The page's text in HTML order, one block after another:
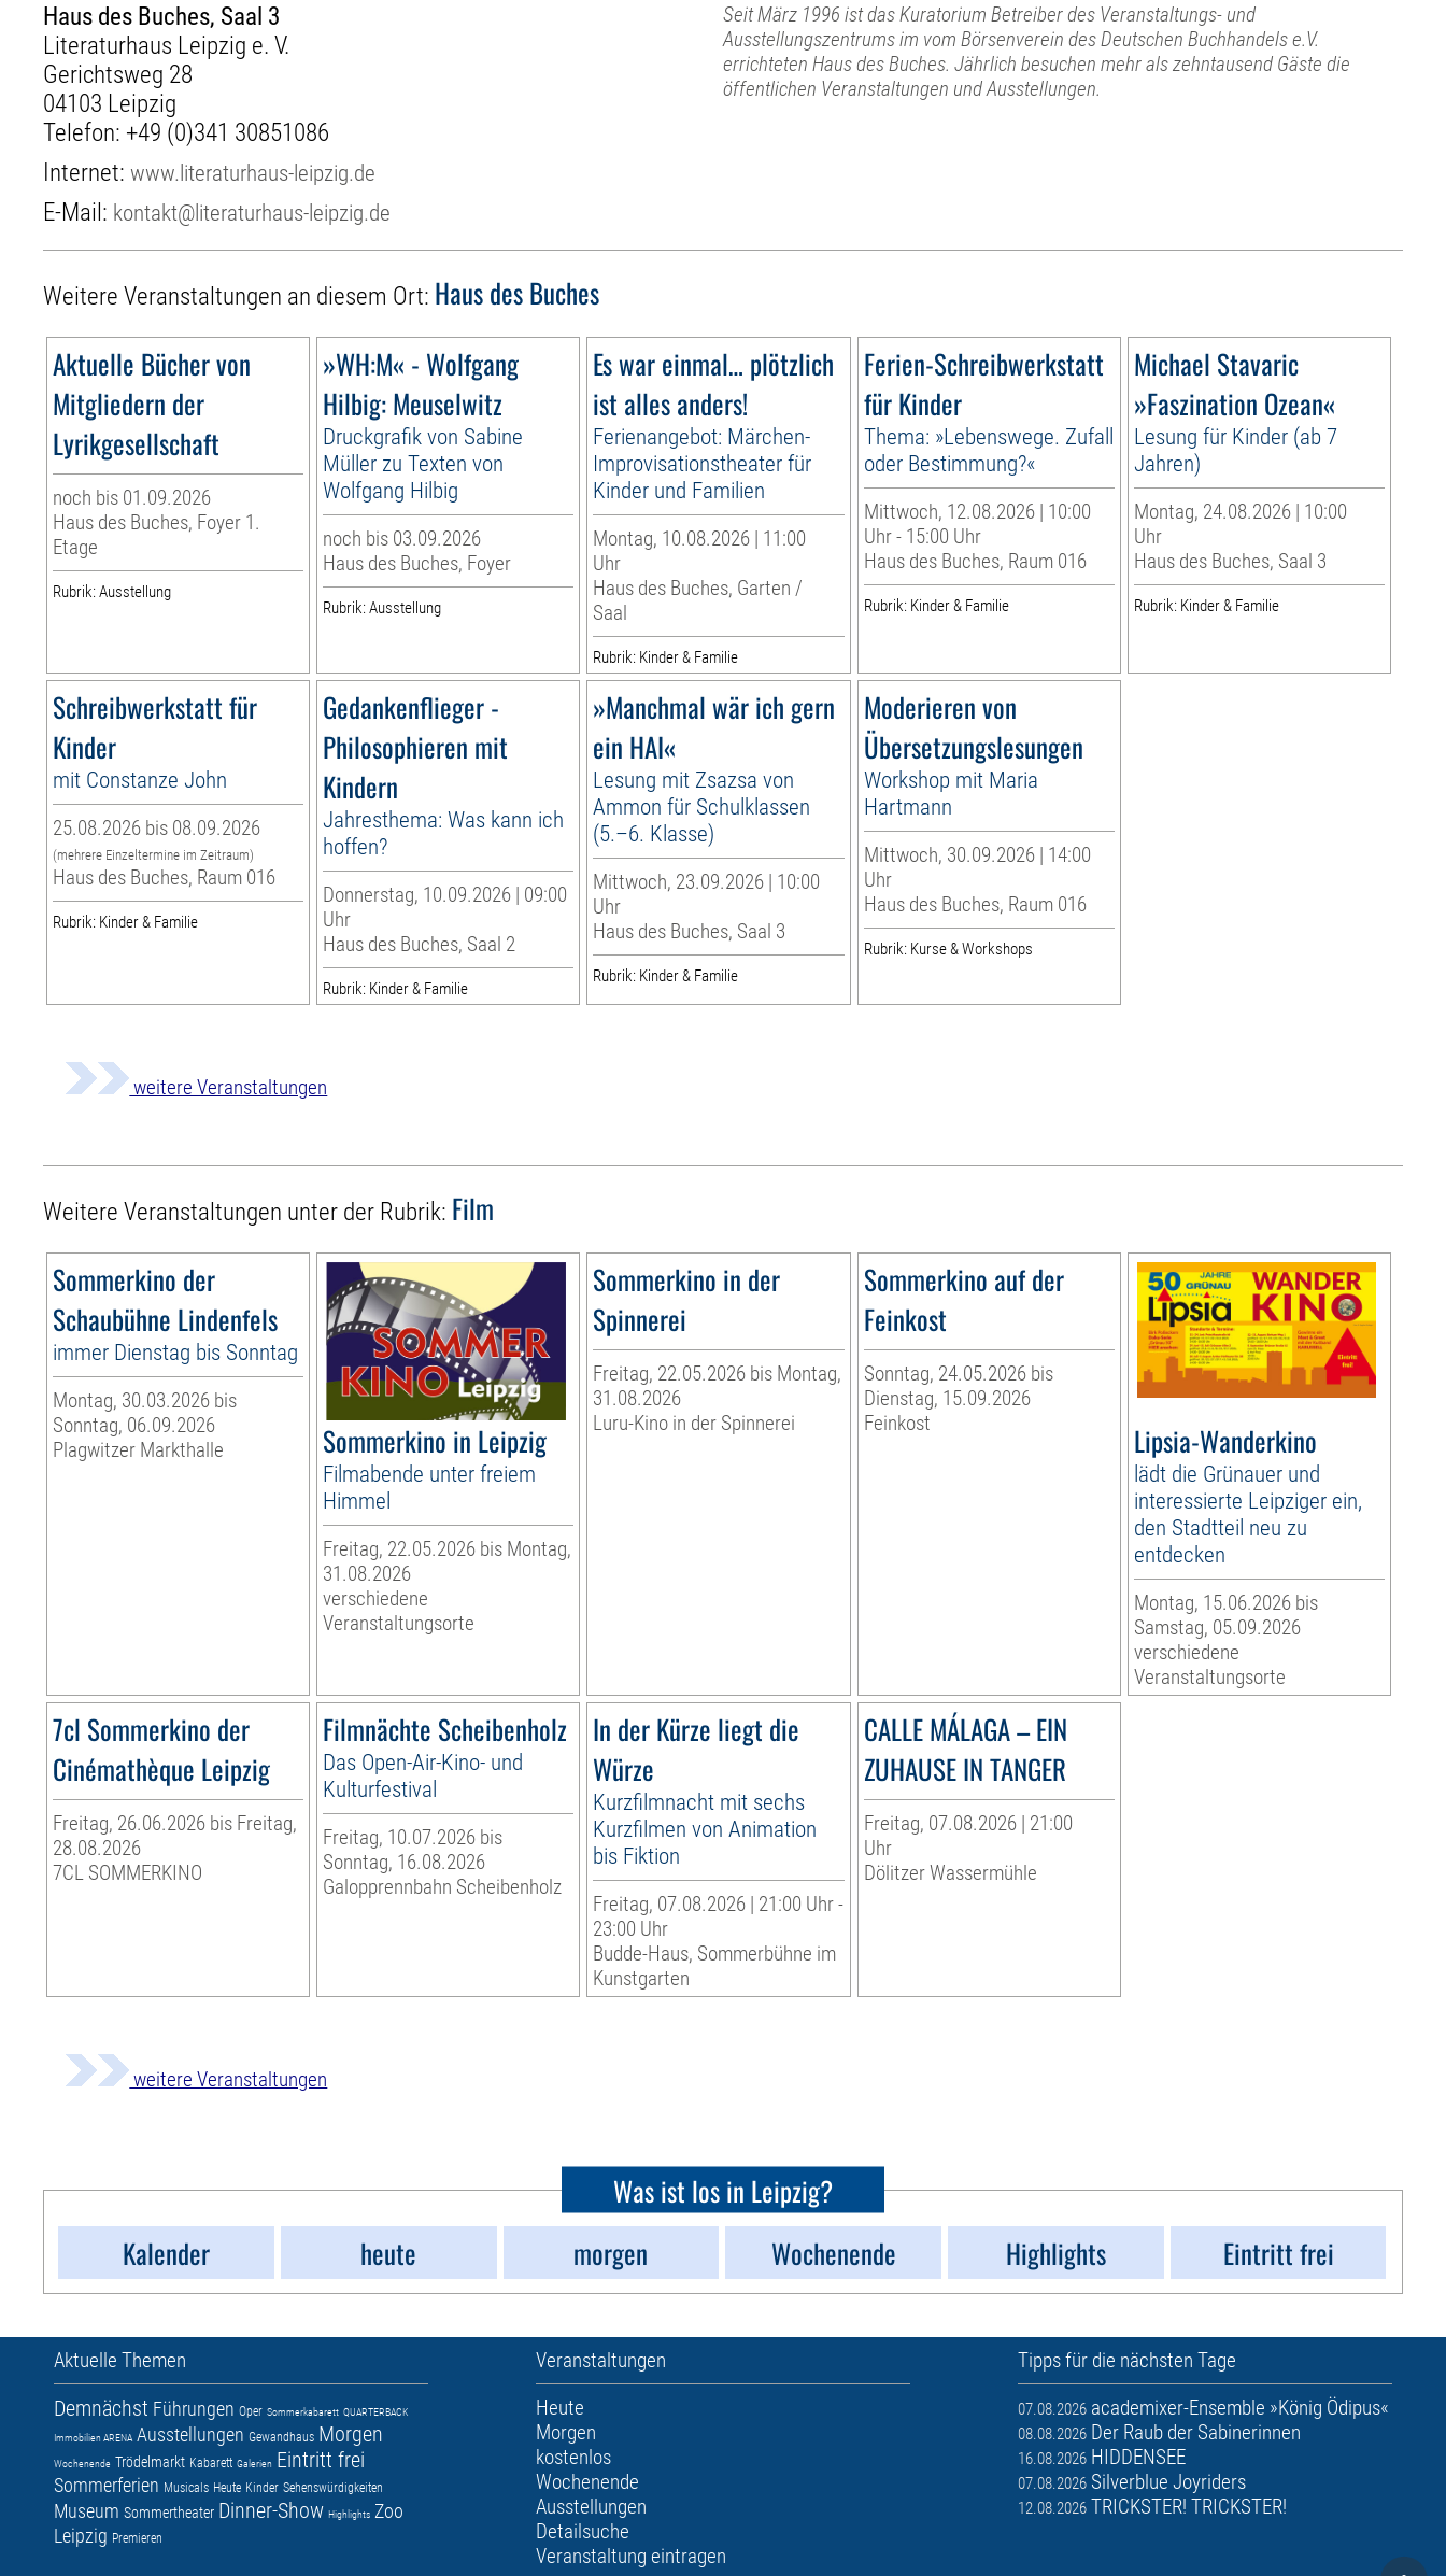
Haus des Buches, Saal 3
Literaturhaus Leipzig e. V.
Gerichtsweg 28
04103 Leipzig
Telefon: +49 (0)341 30851086
Internet:www.literaturhaus-leipzig.de
E-Mail: kontakt@literaturhaus-leipzig.de
Seit März 1996 ist das Kuratorium Betreiber des Veranstaltungs- und
Ausstellungszentrums im vom Börsenverein des Deutschen Buchhandels e.V.
errichteten Haus des Buches. Jährlich besuchen mehr als zehntausend Gäste die
öffentlichen Veranstaltungen und Ausstellungen.
Weitere Veranstaltungen an diesem Ort: Haus des Buches
Aktuelle Bücher von
Mitgliedern der
Lyrikgesellschaft
noch bis 01.09.2026
Haus des Buches, Foyer 1.
Etage
Rubrik: Ausstellung
»WH:M« - Wolfgang
Hilbig: Meuselwitz
Druckgrafik von Sabine
Müller zu Texten von
Wolfgang Hilbig
noch bis 03.09.2026
Haus des Buches, Foyer
Rubrik: Ausstellung
Es war einmal… plötzlich
ist alles anders!
Ferienangebot: Märchen-
Improvisationstheater für
Kinder und Familien
Montag, 10.08.2026 | 11:00
Uhr
Haus des Buches, Garten /
Saal
Rubrik: Kinder & Familie
Ferien-Schreibwerkstatt
für Kinder
Thema: »Lebenswege. Zufall
oder Bestimmung?«
Mittwoch, 12.08.2026 | 10:00
Uhr - 15:00 Uhr
Haus des Buches, Raum 016
Rubrik: Kinder & Familie
Michael Stavaric
»Faszination Ozean«
Lesung für Kinder (ab 7
Jahren)
Montag, 24.08.2026 | 10:00
Uhr
Haus des Buches, Saal 3
Rubrik: Kinder & Familie
Schreibwerkstatt für
Kinder
mit Constanze John
25.08.2026 bis 08.09.2026
(mehrere Einzeltermine im Zeitraum)
Haus des Buches, Raum 016
Rubrik: Kinder & Familie
Gedankenflieger -
Philosophieren mit
Kindern
Jahresthema: Was kann ich
hoffen?
Donnerstag, 10.09.2026 | 09:00
Uhr
Haus des Buches, Saal 2
Rubrik: Kinder & Familie
»Manchmal wär ich gern
ein HAI«
Lesung mit Zsazsa von
Ammon für Schulklassen
(5.–6. Klasse)
Mittwoch, 23.09.2026 | 10:00
Uhr
Haus des Buches, Saal 3
Rubrik: Kinder & Familie
Moderieren von
Übersetzungslesungen
Workshop mit Maria
Hartmann
Mittwoch, 30.09.2026 | 14:00
Uhr
Haus des Buches, Raum 016
Rubrik: Kurse & Workshops
weitere Veranstaltungen
Weitere Veranstaltungen unter der Rubrik: Film
Sommerkino der
Schaubühne Lindenfels
immer Dienstag bis Sonntag
Montag, 30.03.2026 bis
Sonntag, 06.09.2026
Plagwitzer Markthalle
Sommerkino in Leipzig
Filmabende unter freiem
Himmel
Freitag, 22.05.2026 bis Montag,
31.08.2026
verschiedene
Veranstaltungsorte
Sommerkino in der
Spinnerei
Freitag, 22.05.2026 bis Montag,
31.08.2026
Luru-Kino in der Spinnerei
Sommerkino auf der
Feinkost
Sonntag, 24.05.2026 bis
Dienstag, 15.09.2026
Feinkost
Lipsia-Wanderkino
lädt die Grünauer und
interessierte Leipziger ein,
den Stadtteil neu zu
entdecken
Montag, 15.06.2026 bis
Samstag, 05.09.2026
verschiedene
Veranstaltungsorte
7cl Sommerkino der
Cinémathèque Leipzig
Freitag, 26.06.2026 bis Freitag,
28.08.2026
7CL SOMMERKINO
Filmnächte Scheibenholz
Das Open-Air-Kino- und
Kulturfestival
Freitag, 10.07.2026 bis
Sonntag, 16.08.2026
Galopprennbahn Scheibenholz
In der Kürze liegt die
Würze
Kurzfilmnacht mit sechs
Kurzfilmen von Animation
bis Fiktion
Freitag, 07.08.2026 | 21:00 Uhr -
23:00 Uhr
Budde-Haus, Sommerbühne im
Kunstgarten
CALLE MÁLAGA – EIN
ZUHAUSE IN TANGER
Freitag, 07.08.2026 | 21:00
Uhr
Dölitzer Wassermühle
weitere Veranstaltungen
Was ist los in Leipzig?
Kalender
heute morgen Wochenende Highlights Eintritt frei
Aktuelle Themen
Demnächst Führungen Oper Sommerkabarett QUARTERBACK
Immobilien ARENA Ausstellungen Gewandhaus Morgen
Wochenende Trödelmarkt Kabarett Galerien Eintritt frei
Sommerferien Musicals Heute Kinder Sehenswürdigkeiten
Museum Sommertheater Dinner-Show Highlights Zoo
Leipzig Premieren
Veranstaltungen
Heute
Morgen
kostenlos
Wochenende
Ausstellungen
Detailsuche
Veranstaltung eintragen
Tipps für die nächsten Tage
07.08.2026 academixer-Ensemble »König Ödipus«
08.08.2026 Der Raub der Sabinerinnen
16.08.2026 HIDDENSEE
07.08.2026 Silverblue Joyriders
12.08.2026 TRICKSTER! TRICKSTER!